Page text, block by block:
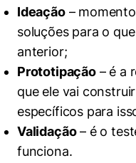
Ideação–
soluções para o
anterior;
Prototipação– é a
que ele vai
específicos para
Validação– é o
funciona.